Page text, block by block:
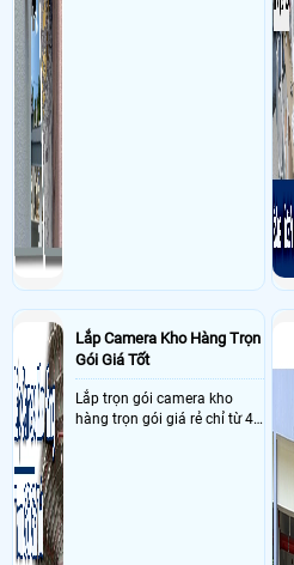
Lắp Camera Kho Hàng Trọn
Gói Giá Tốt
Lắp trọn gói camera kho
hàng trọn gói giá rẻ chỉ từ 4